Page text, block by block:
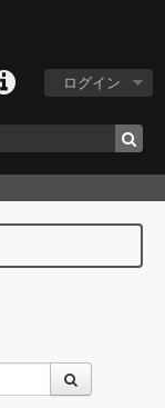
ログイン